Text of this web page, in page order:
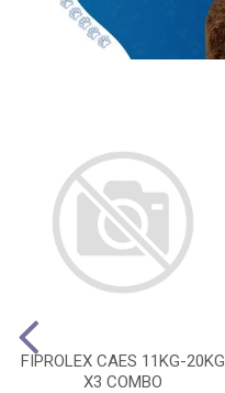
FIPROLEX CAES 11KG-20KG
X3 COMBO